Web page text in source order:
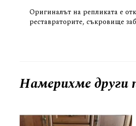
Оригиналът на репликата е
реставраторите, съкровище
Намерихме други